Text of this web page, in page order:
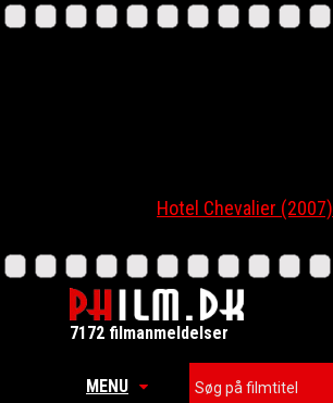
Hotel Chevalier (2007)
7172 filmanmeldelser
MENU